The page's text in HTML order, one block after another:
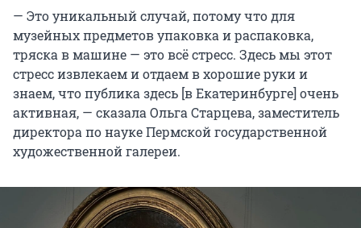
— Это уникальный случай, потому что для
музейных предметов упаковка и распаковка,
тряска в машине — это всё стресс. Здесь мы этот
стресс извлекаем и отдаем в хорошие руки и
знаем, что публика здесь [в Екатеринбурге] очень
активная, — сказала Ольга Старцева, заместитель
директора по науке Пермской государственной
художественной галереи.